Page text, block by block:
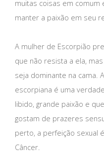
muitas coisas em comum
manter a paixão em seu
A mulher de Escorpião
que não resista a ela,
seja dominante na cama.
escorpiana é uma
libido, grande paixão e
gostam de prazeres
perto, a perfeição sexual
Câncer.